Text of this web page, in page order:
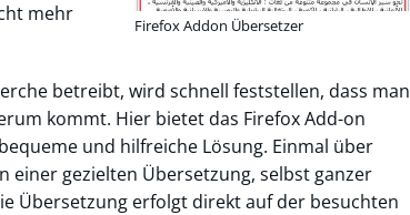
Firefox Addon Übersetzer
mehr
betreibt, wird schnell feststellen, dass man
kommt. Hier bietet das Firefox Add-on
und hilfreiche Lösung. Einmal über
einer gezielten Übersetzung, selbst ganzer
Übersetzung erfolgt direkt auf der besuchten